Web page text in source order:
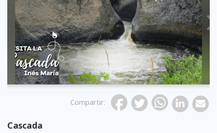
Previous
Compartir:
Cascada